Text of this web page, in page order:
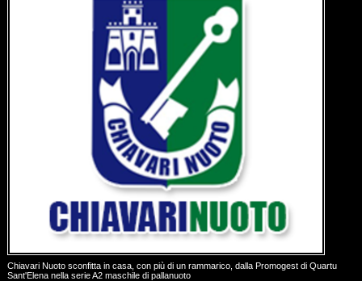
Chiavari Nuoto sconfitta in casa, con più di un rammarico, dalla Promogest di Quartu
Sant'Elena nella serie A2 maschile di pallanuoto